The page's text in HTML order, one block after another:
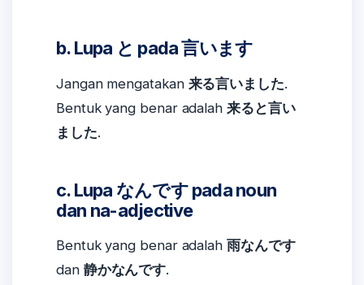
b. Lupa と pada 言います
Jangan mengatakan 来る言いました.
Bentuk yang benar adalah 来ると言い
ました.
c. Lupa なんです pada noun
dan na-adjective
Bentuk yang benar adalah 雨なんです
dan 静かなんです.